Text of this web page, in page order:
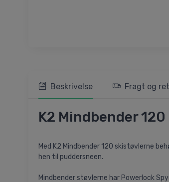
Beskrivelse Fragt og
K2 Mindbender
Med K2 Mindbender 120 skistøvlerne
hen til puddersneen.
Mindbender støvlerne har Powerlock